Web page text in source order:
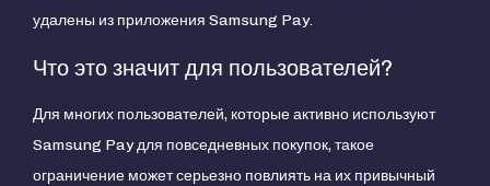
удалены из приложения Samsung Pay.
Что это значит для пользователей?
Для многих пользователей, которые активно используют
Samsung Pay для повседневных покупок, такое
ограничение может серьезно повлиять на их привычный